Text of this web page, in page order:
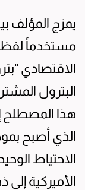
يمزج المؤلف
مستخدماً لفظ
الاقتصادي
البترول
الذي أصبح
الاحتياط
الأميركية